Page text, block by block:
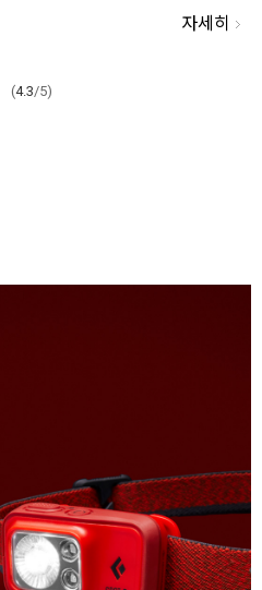
자세히
(4.3/5)